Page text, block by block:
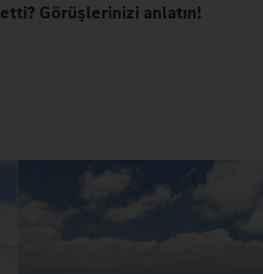
etti? Görüşlerinizi anlatın!